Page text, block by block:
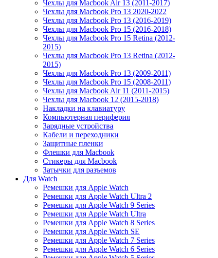
Чехлы для Macbook Air 13 (2011-2017)
Чехлы для Macbook Pro 13 2020-2022
Чехлы для Macbook Pro 13 (2016-2019)
Чехлы для Macbook Pro 15 (2016-2018)
Чехлы для Macbook Pro 15 Retina (2012-
2015)
Чехлы для Macbook Pro 13 Retina (2012-
2015)
Чехлы для Macbook Pro 13 (2009-2011)
Чехлы для Macbook Pro 15 (2008-2011)
Чехлы для Macbook Air 11 (2011-2015)
Чехлы для Macbook 12 (2015-2018)
Накладки на клавиатуру
Компьютерная периферия
Зарядные устройства
Кабели и переходники
Защитные пленки
Флешки для Macbook
Стикеры для Macbook
Затычки для разъемов
Для Watch
Ремешки для Apple Watch
Ремешки для Apple Watch Ultra 2
Ремешки для Apple Watch 9 Series
Ремешки для Apple Watch Ultra
Ремешки для Apple Watch 8 Series
Ремешки для Apple Watch SE
Ремешки для Apple Watch 7 Series
Ремешки для Apple Watch 6 Series